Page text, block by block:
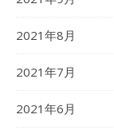
2021年8月
2021年7月
2021年6月